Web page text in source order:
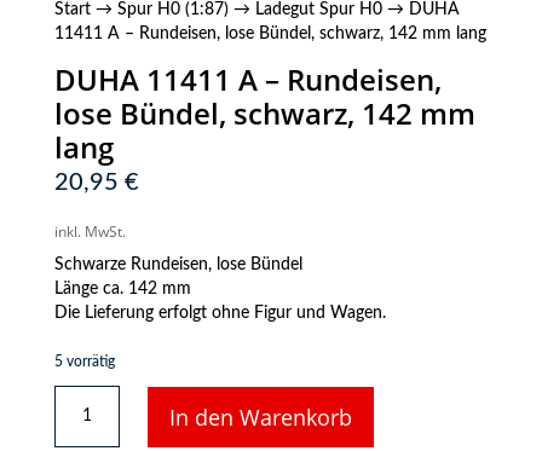
Start→ Spur H0 (1:87)→ Ladegut Spur H0→ DUHA
11411 A – Rundeisen, lose Bündel, schwarz, 142 mm lang
DUHA 11411 A – Rundeisen,
lose Bündel, schwarz, 142 mm
lang
20,95 €
inkl. MwSt.
Schwarze Rundeisen, lose Bündel
Länge ca. 142 mm
Die Lieferung erfolgt ohne Figur und Wagen.
5 vorrätig
11411
A
In den Warenkorb